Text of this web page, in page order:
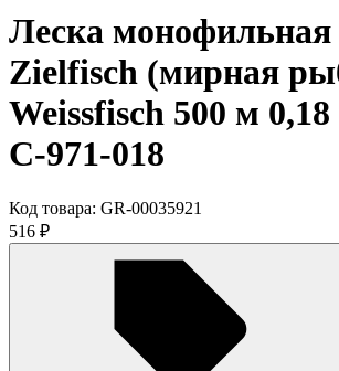
Леска
Zielfisch (мирная
Weissfisch 500 м
C-971-018
Код товара: GR-00035921
516 ₽